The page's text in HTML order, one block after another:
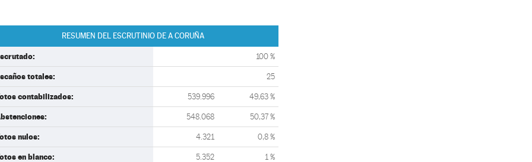
RESUMEN DEL ESCRUTINIO DE A CORUÑA
100 %
totales: 25
contabilizados: 539.996 49,63 %
548.068 50,37 %
nulos: 4.321 0,8 %
en blanco: 5.352 1 %